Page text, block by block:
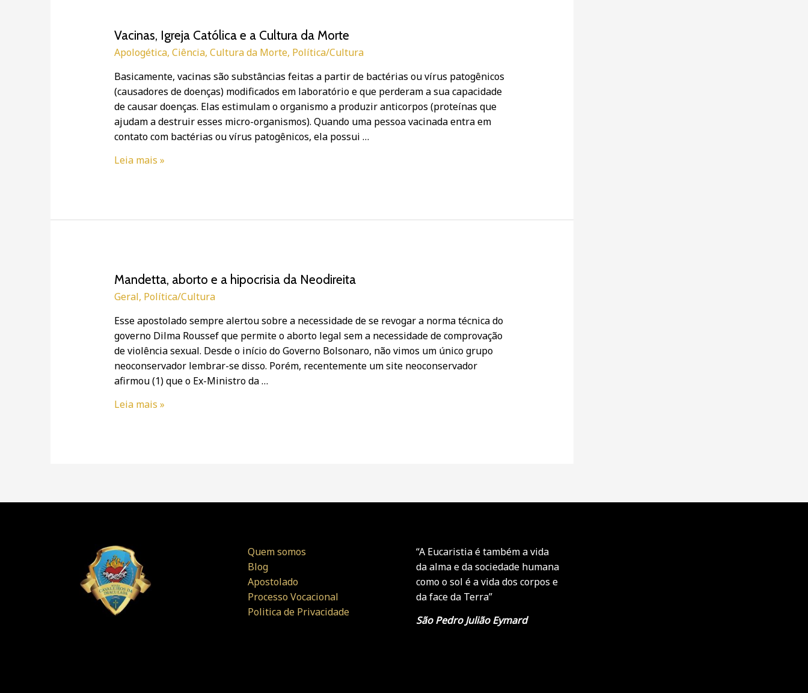
Vacinas, Igreja Católica e a Cultura da Morte
Apologética,Ciência,Cultura da Morte, Política/Cultura
Basicamente, vacinas são substâncias feitas a partir de bactérias ou vírus patogênicos
(causadores de doenças) modificados em laboratório e que perderam a sua capacidade
de causar doenças. Elas estimulam o organismo a produzir anticorpos (proteínas que
ajudam a destruir esses micro-organismos). Quando uma pessoa vacinada entra em
contato com bactérias ou vírus patogênicos, ela possui …
Vacinas,
Igreja
e
a
Cultura
da
Morte
Leia mais »
Mandetta, aborto e a hipocrisia da Neodireita
Geral, Política/Cultura
Esse apostolado sempre alertou sobre a necessidade de se revogar a norma técnica do
governo Dilma Roussef que permite o aborto legal sem a necessidade de comprovação
de violência sexual. Desde o início do Governo Bolsonaro, não vimos um único grupo
neoconservador lembrar-se disso. Porém, recentemente um site neoconservador
afirmou (1) que o Ex-Ministro da …
Mandetta,
aborto
a
hipocrisia
da
Neodireita
Leia mais »
Quem somos
Blog
Apostolado
Processo Vocacional
Politica de Privacidade
“A Eucaristia é também a vida
da alma e da sociedade humana
como o sol é a vida dos corpos e
da face da Terra”
São Pedro Julião Eymard